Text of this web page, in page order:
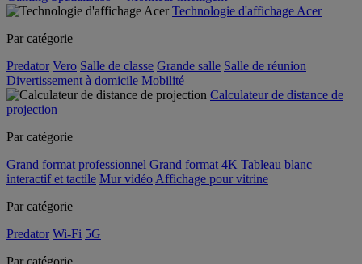
Technologie d'affichage Acer
Par catégorie
Predator Vero Salle de classe Grande salle Salle de réunion
Divertissement à domicile Mobilité
Calculateur de distance de
projection
Par catégorie
Grand format professionnel Grand format 4K Tableau blanc
interactif et tactile Mur vidéo Affichage pour vitrine
Par catégorie
Predator Wi-Fi 5G
Par catégorie